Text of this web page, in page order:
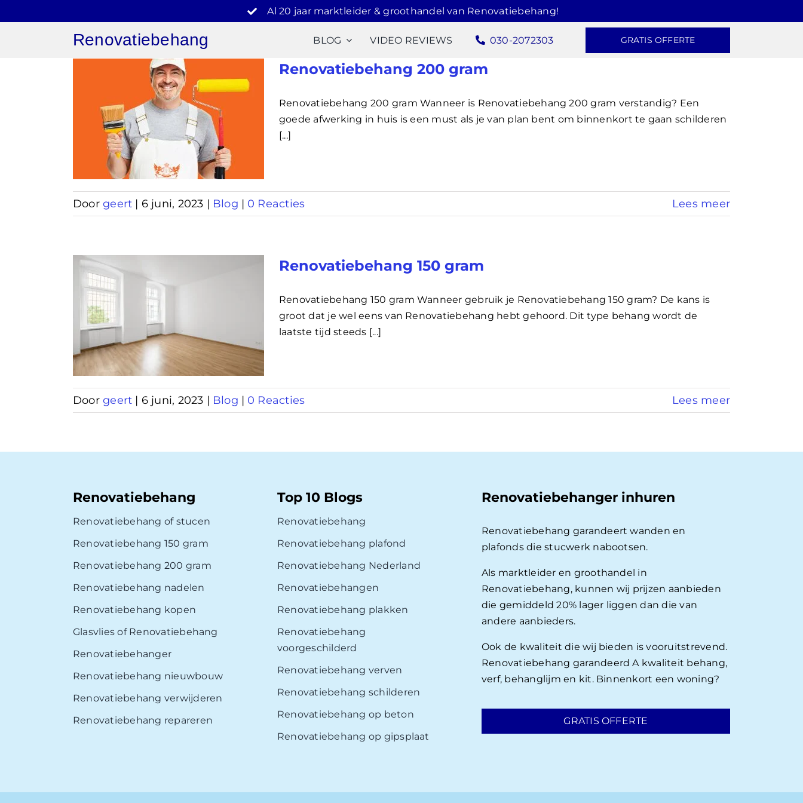
naar
Al 20 jaar marktleider & groothandel van Renovatiebehang!
Renovatiebehang BLOG VIDEO REVIEWS 030-2072303 GRATIS OFFERTE
Renovatiebehang 200 gram
Renovatiebehang 200 gram Wanneer is Renovatiebehang 200 gram verstandig? Een
goede afwerking in huis is een must als je van plan bent om binnenkort te gaan schilderen
[...]
Doorgeert | 6 juni, 2023 | Blog | 0 Reacties Lees meer
Renovatiebehang 150 gram
Renovatiebehang 150 gram Wanneer gebruik je Renovatiebehang 150 gram? De kans is
groot dat je wel eens van Renovatiebehang hebt gehoord. Dit type behang wordt de
laatste tijd steeds [...]
Doorgeert | 6 juni, 2023 | Blog | 0 Reacties Lees meer
Renovatiebehang
Renovatiebehang of stucen
Renovatiebehang 150 gram
Renovatiebehang 200 gram
Renovatiebehang nadelen
Renovatiebehang kopen
Glasvlies of Renovatiebehang
Renovatiebehanger
Renovatiebehang nieuwbouw
Renovatiebehang verwijderen
Renovatiebehang repareren
Top 10 Blogs
Renovatiebehang
Renovatiebehang plafond
Renovatiebehang Nederland
Renovatiebehangen
Renovatiebehang plakken
Renovatiebehang
voorgeschilderd
Renovatiebehang verven
Renovatiebehang schilderen
Renovatiebehang op beton
Renovatiebehang op gipsplaat
Renovatiebehanger inhuren
Renovatiebehang garandeert wanden en
plafonds die stucwerk nabootsen.
Als marktleider en groothandel in
Renovatiebehang, kunnen wij prijzen aanbieden
die gemiddeld 20% lager liggen dan die van
andere aanbieders.
Ook de kwaliteit die wij bieden is vooruitstrevend.
Renovatiebehang garandeerd A kwaliteit behang,
verf, behanglijm en kit. Binnenkort een woning?
GRATIS OFFERTE